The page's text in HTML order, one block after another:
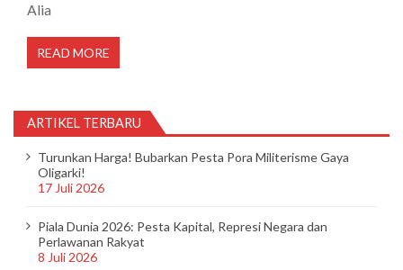
Alia
READ MORE
ARTIKEL TERBARU
Turunkan Harga! Bubarkan Pesta Pora Militerisme Gaya
Oligarki!
17 Juli 2026
Piala Dunia 2026: Pesta Kapital, Represi Negara dan
Perlawanan Rakyat
8 Juli 2026